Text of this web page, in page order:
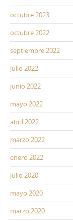
octubre 2023
octubre 2022
septiembre 2022
julio 2022
junio 2022
mayo 2022
abril 2022
marzo 2022
enero 2022
julio 2020
mayo 2020
marzo 2020